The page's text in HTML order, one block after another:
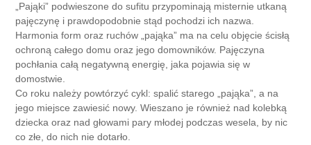
„Pająki” podwieszone do sufitu przypominają misternie utkaną
pajęczynę i prawdopodobnie stąd pochodzi ich nazwa.
Harmonia form oraz ruchów„pająka” ma na celu objęcie ścisłą
ochroną całego domu oraz jego domowników. Pajęczyna
pochłania całą negatywną energię, jaka pojawia się w
domostwie.
Co roku należy powtórzyć cykl: spalić starego „pająka”, a na
jego miejsce zawiesić nowy. Wieszano je również nad kolebką
dziecka oraz nad głowami pary młodej podczas wesela, by nic
co złe, do nich nie dotarło.